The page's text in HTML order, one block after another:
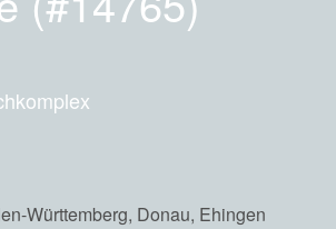
Württemberg, Donau, Ehingen